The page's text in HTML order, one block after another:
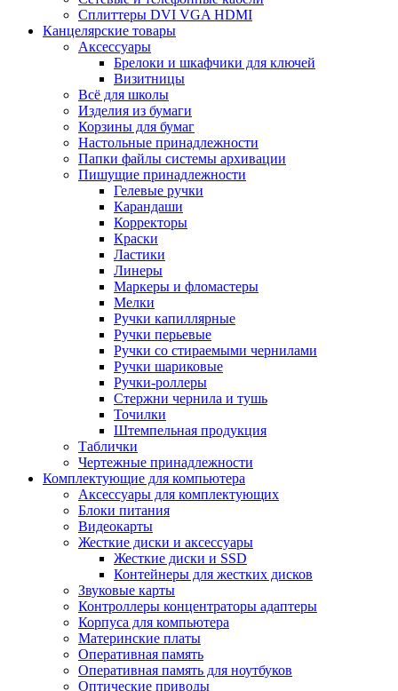
Сплиттеры DVI VGA HDMI
Канцелярские товары
Аксессуары
Брелоки и шкафчики для ключей
Визитницы
Всё для школы
Изделия из бумаги
Корзины для бумаг
Настольные принадлежности
Папки файлы системы архивации
Пишущие принадлежности
Гелевые ручки
Карандаши
Корректоры
Краски
Ластики
Линеры
Маркеры и фломастеры
Мелки
Ручки капиллярные
Ручки перьевые
Ручки со стираемыми чернилами
Ручки шариковые
Ручки-роллеры
Стержни чернила и тушь
Точилки
Штемпельная продукция
Таблички
Чертежные принадлежности
Комплектующие для компьютера
Аксессуары для комплектующих
Блоки питания
Видеокарты
Жесткие диски и аксессуары
Жесткие диски и SSD
Контейнеры для жестких дисков
Звуковые карты
Контроллеры концентраторы адаптеры
Корпуса для компьютера
Материнские платы
Оперативная память
Оперативная память для ноутбуков
Оптические приводы